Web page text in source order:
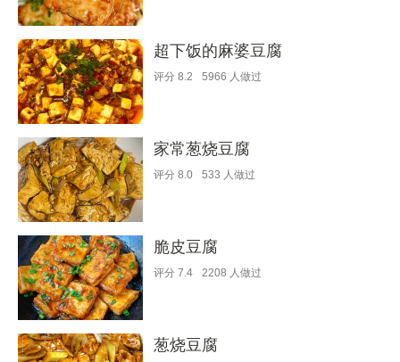
超下饭的麻婆豆腐
评分 8.2 5966 人做过
家常葱烧豆腐
评分 8.0 533 人做过
脆皮豆腐
评分 7.4 2208 人做过
葱烧豆腐